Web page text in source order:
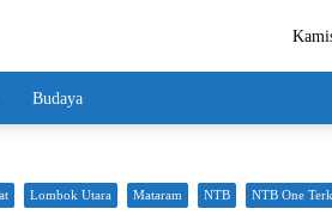
Budaya
Lombok Utara Mataram NTB NTB One